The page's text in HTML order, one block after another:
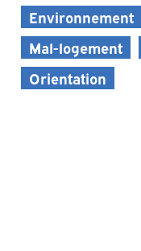
Environnement
Mal-logement
Orientation